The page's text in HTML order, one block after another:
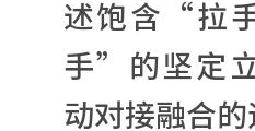
述饱含“拉
手”的坚定
动对接融合的